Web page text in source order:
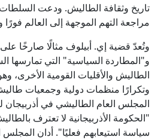
تاريخ وثقافة الطاليش. ودعت السلطات
مراجعة التهم الموجهة إلى العالم فورًا
وتُعدّ قضية إي. أبيلوف مثالًا صارخًا
و"المطاردة السياسية" التي تمارسها
الطاليش والأقليات القومية الأخرى،
وتكرارًا منظمات دولية وجمعيات
"الحكومة الأذربيجانية لا تعترف
سياسة استيعابهم فعليًا". أدان المجلس